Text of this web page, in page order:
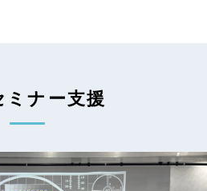
ミナー支援